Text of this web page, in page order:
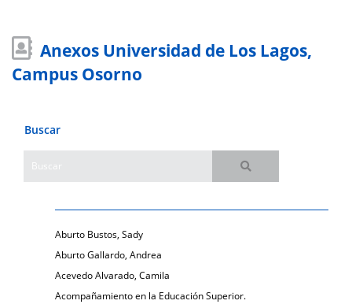
Anexos Universidad de Los Lagos,
Campus Osorno
Buscar
Aburto Bustos, Sady
Aburto Gallardo, Andrea
Acevedo Alvarado, Camila
Acompañamiento en la Educación Superior.